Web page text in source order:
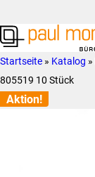
Hauptnavigation
springen
to
main
content
Paul
Morger
AG
so
individuell
wie
Startseite » Katalog »
805519 10 Stück
Aktion!